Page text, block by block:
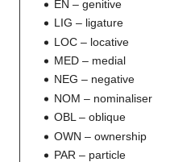
EN – genitive
LIG – ligature
LOC – locative
MED – medial
NEG – negative
NOM – nominaliser
OBL – oblique
OWN – ownership
PAR – particle